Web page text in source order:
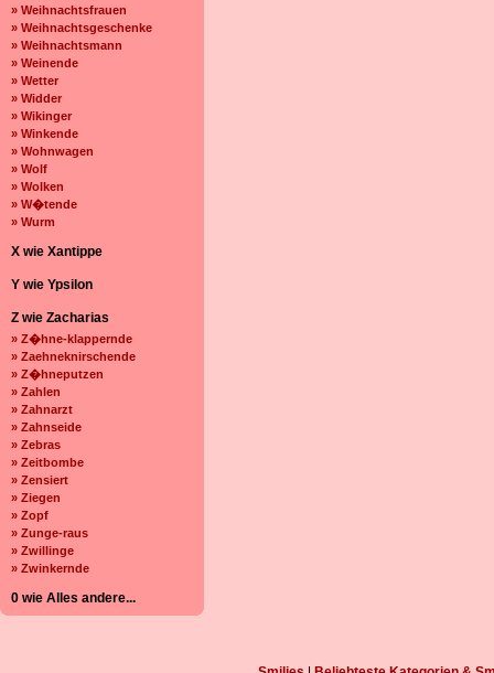
» Weihnachtsfrauen
» Weihnachtsgeschenke
» Weihnachtsmann
» Weinende
» Wetter
» Widder
» Wikinger
» Winkende
» Wohnwagen
» Wolf
» Wolken
» W�tende
» Wurm
X wie Xantippe
Y wie Ypsilon
Z wie Zacharias
» Z�hne-klappernde
» Zaehneknirschende
» Z�hneputzen
» Zahlen
» Zahnarzt
» Zahnseide
» Zebras
» Zeitbombe
» Zensiert
» Ziegen
» Zopf
» Zunge-raus
» Zwillinge
» Zwinkernde
0 wie Alles andere...